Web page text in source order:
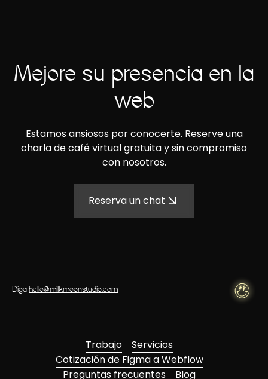
Mejore su presencia en la
web
Estamos ansiosos por conocerte. Reserve una
charla de café virtual gratuita y sin compromiso
con nosotros.
Reserva un chat
Digahello@milkmoonstudio.com
Trabajo
Servicios
Cotización de Figma a Webflow
Preguntas frecuentes
Blog